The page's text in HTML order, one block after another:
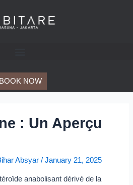
BOOK NOW
: Un Aperçu
Absyar/January 21, 2025
anabolisant dérivé de la